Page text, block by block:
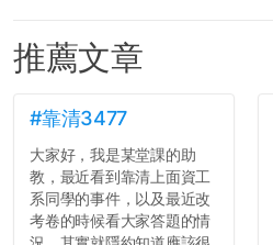
推薦文章
#靠清3477
大家好，我是某堂課的助
教，最近看到靠清上面資工
系同學的事件，以及最近改
考卷的時候看大家答題的情